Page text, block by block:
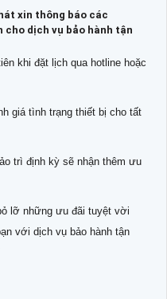
xin thông báo các
dịch vụ bảo hành tận
khi đặt lịch qua hotline hoặc
giá tình trạng thiết bị cho tất
trì định kỳ sẽ nhận thêm ưu
lỡ những ưu đãi tuyệt vời
với dịch vụ bảo hành tận